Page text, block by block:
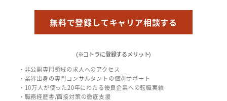
無料で登録してキャリア相談する
(※コトラに登録するメリット)
・非公開専門領域の求人へのアクセス
・業界出身の専門コンサルタントの個別サポート
・10万人が使った20年にわたる優良企業への転職実績
・職務経歴書/面接対策の徹底支援